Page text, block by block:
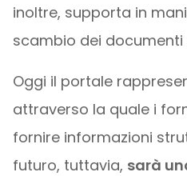
inoltre, supporta in
scambio dei documenti
Oggi il portale
attraverso la quale i
fornire informazioni
futuro, tuttavia, sarà